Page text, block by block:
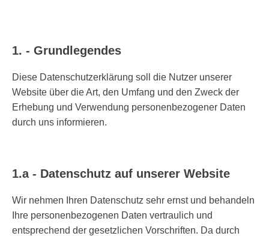
1. - Grundlegendes
Diese Datenschutzerklärung soll die Nutzer unserer
Website über die Art, den Umfang und den Zweck der
Erhebung und Verwendung personenbezogener Daten
durch uns informieren.
1.a - Datenschutz auf unserer Website
Wir nehmen Ihren Datenschutz sehr ernst und behandeln
Ihre personenbezogenen Daten vertraulich und
entsprechend der gesetzlichen Vorschriften. Da durch